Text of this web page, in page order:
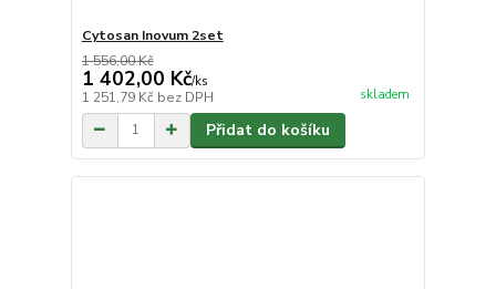
Cytosan Inovum 2set
1 556,00 Kč
1 402,00 Kč/ks
1 251,79 Kč bez DPH skladem
Přidat do košíku